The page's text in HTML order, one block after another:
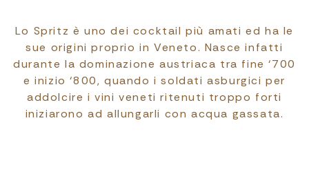
Lo Spritz è uno dei cocktail più amati ed ha le
sue origini proprio in Veneto. Nasce infatti
durante la dominazione austriaca tra fine ‘700
e inizio ‘800, quando i soldati asburgici per
addolcire i vini veneti ritenuti troppo forti
iniziarono ad allungarli con acqua gassata.